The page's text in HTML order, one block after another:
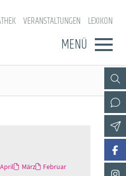
VERANSTALTUNGEN LEXIKON
MENÜ
April März
Februar